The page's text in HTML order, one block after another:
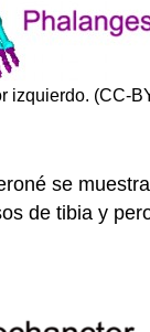
izquierdo. (CC-
se
de tibia y